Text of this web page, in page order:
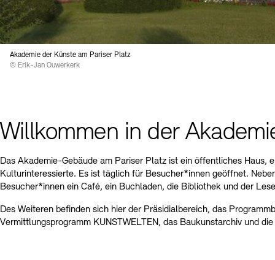
Stellenangebote Presse
Nachhaltigkeit
Kontakte Archivdatenbank
Digitale Sammlungen Exil-Archive
Akademie der Künste am Pariser Platz
© Erik-Jan Ouwerkerk
Willkommen in der
Das Akademie-Gebäude am Pariser Platz ist ein öffentliches Haus,
Kulturinteressierte. Es ist täglich für Besucher*innen geöffnet.
Besucher*innen ein Café, ein Buchladen, die Bibliothek und der
Des Weiteren befinden sich hier der Präsidialbereich, das
Vermittlungsprogramm KUNSTWELTEN, das Baukunstarchiv und